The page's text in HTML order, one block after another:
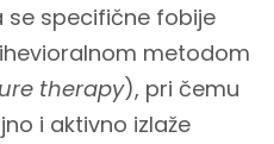
se specifične fobije
metodom
therapy), pri čemu
i aktivno izlaže